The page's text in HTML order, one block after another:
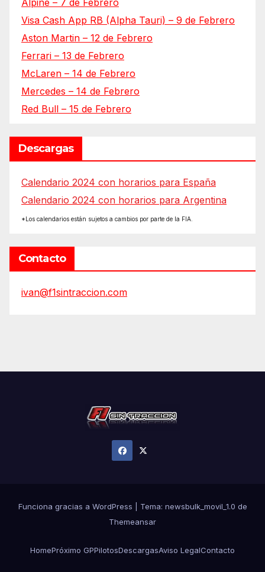
Alpine – 7 de Febrero
Visa Cash App RB (Alpha Tauri) – 9 de Febrero
Aston Martin – 12 de Febrero
Ferrari – 13 de Febrero
McLaren – 14 de Febrero
Mercedes – 14 de Febrero
Red Bull – 15 de Febrero
Descargas
Calendario 2024 con horarios para España
Calendario 2024 con horarios para Argentina
*Los calendarios están sujetos a cambios por parte de la FIA.
Contacto
ivan@f1sintraccion.com
Funciona gracias a WordPress Tema: newsbulk_movil_1.0 de
Themeansar
HomePróximo GPPilotosDescargasAviso LegalContacto